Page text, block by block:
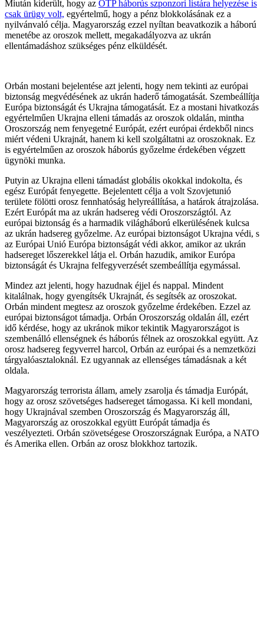
Miután kiderült, hogy az OTP háborús szponzori listára helyezése is
csak ürügy volt, egyértelmű, hogy a pénz blokkolásának ez a
nyilvánvaló célja. Magyarország ezzel nyíltan beavatkozik a háború
menetébe az oroszok mellett, megakadályozva az ukrán
ellentámadáshoz szükséges pénz elküldését.
Orbán mostani bejelentése azt jelenti, hogy nem tekinti az európai
biztonság megvédésének az ukrán haderő támogatását. Szembeállítja
Európa biztonságát és Ukrajna támogatását. Ez a mostani hivatkozás
egyértelműen Ukrajna elleni támadás az oroszok oldalán, mintha
Oroszország nem fenyegetné Európát, ezért európai érdekből nincs
miért védeni Ukrajnát, hanem ki kell szolgáltatni az oroszoknak. Ez
is egyértelműen az oroszok háborús győzelme érdekében végzett
ügynöki munka.
Putyin az Ukrajna elleni támadást globális okokkal indokolta, és
egész Európát fenyegette. Bejelentett célja a volt Szovjetunió
területe fölötti orosz fennhatóság helyreállítása, a határok átrajzolása.
Ezért Európát ma az ukrán hadsereg védi Oroszországtól. Az
európai biztonság és a harmadik világháború elkerülésének kulcsa
az ukrán hadsereg győzelme. Az európai biztonságot Ukrajna védi, s
az Európai Unió Európa biztonságát védi akkor, amikor az ukrán
hadsereget lőszerekkel látja el. Orbán hazudik, amikor Európa
biztonságát és Ukrajna felfegyverzését szembeállítja egymással.
Mindez azt jelenti, hogy hazudnak éjjel és nappal. Mindent
kitalálnak, hogy gyengítsék Ukrajnát, és segítsék az oroszokat.
Orbán mindent megtesz az oroszok győzelme érdekében. Ezzel az
európai biztonságot támadja. Orbán Oroszország oldalán áll, ezért
idő kérdése, hogy az ukránok mikor tekintik Magyarországot is
szembenálló ellenségnek és háborús félnek az oroszokkal együtt. Az
orosz hadsereg fegyverrel harcol, Orbán az európai és a nemzetközi
tárgyalóasztaloknál. Ez ugyannak az ellenséges támadásnak a két
oldala.
Magyarország terrorista állam, amely zsarolja és támadja Európát,
hogy az orosz szövetséges hadsereget támogassa. Ki kell mondani,
hogy Ukrajnával szemben Oroszország és Magyarország áll,
Magyarország az oroszokkal együtt Európát támadja és
veszélyezteti. Orbán szövetségese Oroszországnak Európa, a NATO
és Amerika ellen. Orbán az orosz blokkhoz tartozik.